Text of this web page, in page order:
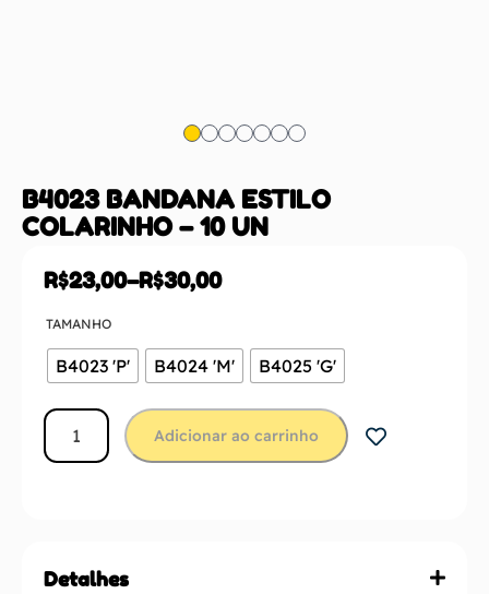
B4023 BANDANA ESTILO
COLARINHO – 10 UN
R$23,00–R$30,00
TAMANHO
B4023 'P' B4024 'M' B4025 'G'
Adicionar ao carrinho
Detalhes